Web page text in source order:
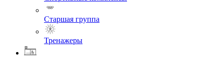
Старшая группа
Тренажеры